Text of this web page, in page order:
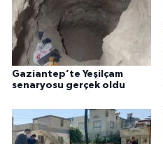
Gaziantep’te Yeşilçam
senaryosu gerçek oldu